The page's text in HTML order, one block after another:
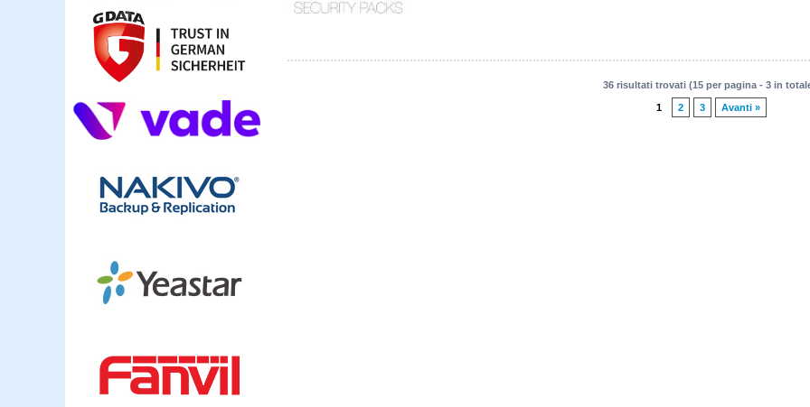
36 risultati trovati (15 per pagina - 3 in
1 2 3 Avanti »